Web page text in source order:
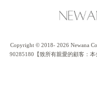
Copyright © 2018- 2026 Newana
90285180【致所有親愛的顧客：